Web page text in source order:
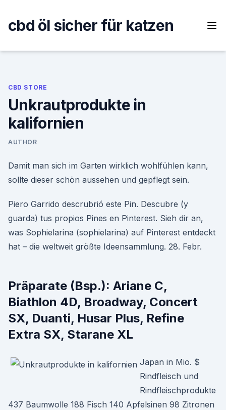
content
cbd öl sicher für katzen
CBD STORE
Unkrautprodukte in
kalifornien
AUTHOR
Damit man sich im Garten wirklich wohlfühlen kann,
sollte dieser schön aussehen und gepflegt sein.
Piero Garrido descrubrió este Pin. Descubre (y
guarda) tus propios Pines en Pinterest. Sieh dir an,
was Sophielarina (sophielarina) auf Pinterest entdeckt
hat – die weltweit größte Ideensammlung. 28. Febr.
Präparate (Bsp.): Ariane C,
Biathlon 4D, Broadway, Concert
SX, Duanti, Husar Plus, Refine
Extra SX, Starane XL
Japan in Mio. $
Rindfleisch und
Rindfleischprodukte
437 Baumwolle 188 Fisch 140 Apfelsinen 98 Zitronen